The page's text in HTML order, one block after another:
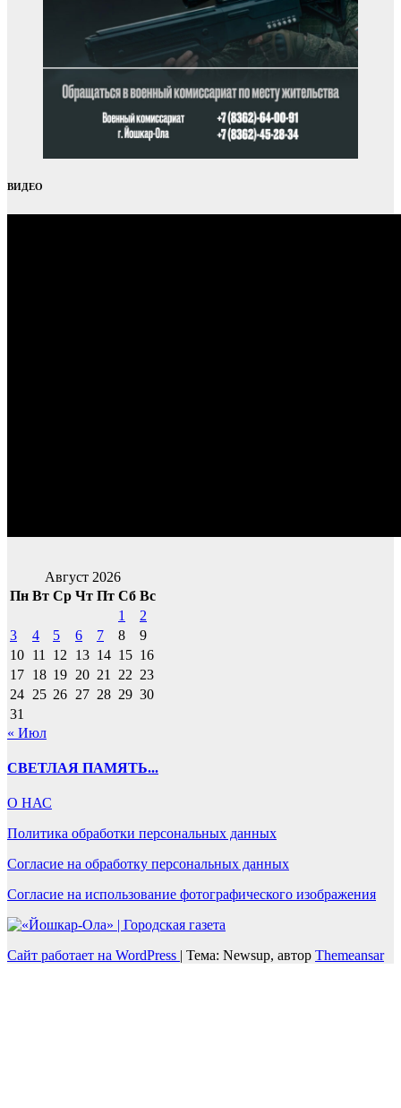
ВИДЕО
Август 2026
Пн Вт Ср Чт Пт Сб Вс
1
2
3
4 5 6 7 8
9
10 11 12 13 14 15 16
17 18 19 20 21 22 23
24 25 26 27 28 29 30
31
« Июл
СВЕТЛАЯ ПАМЯТЬ...
О НАС
Политика обработки персональных данных
Согласие на обработку персональных данных
Согласие на использование фотографического изображения
Сайт работает на WordPress | Тема: Newsup, автор Themeansar